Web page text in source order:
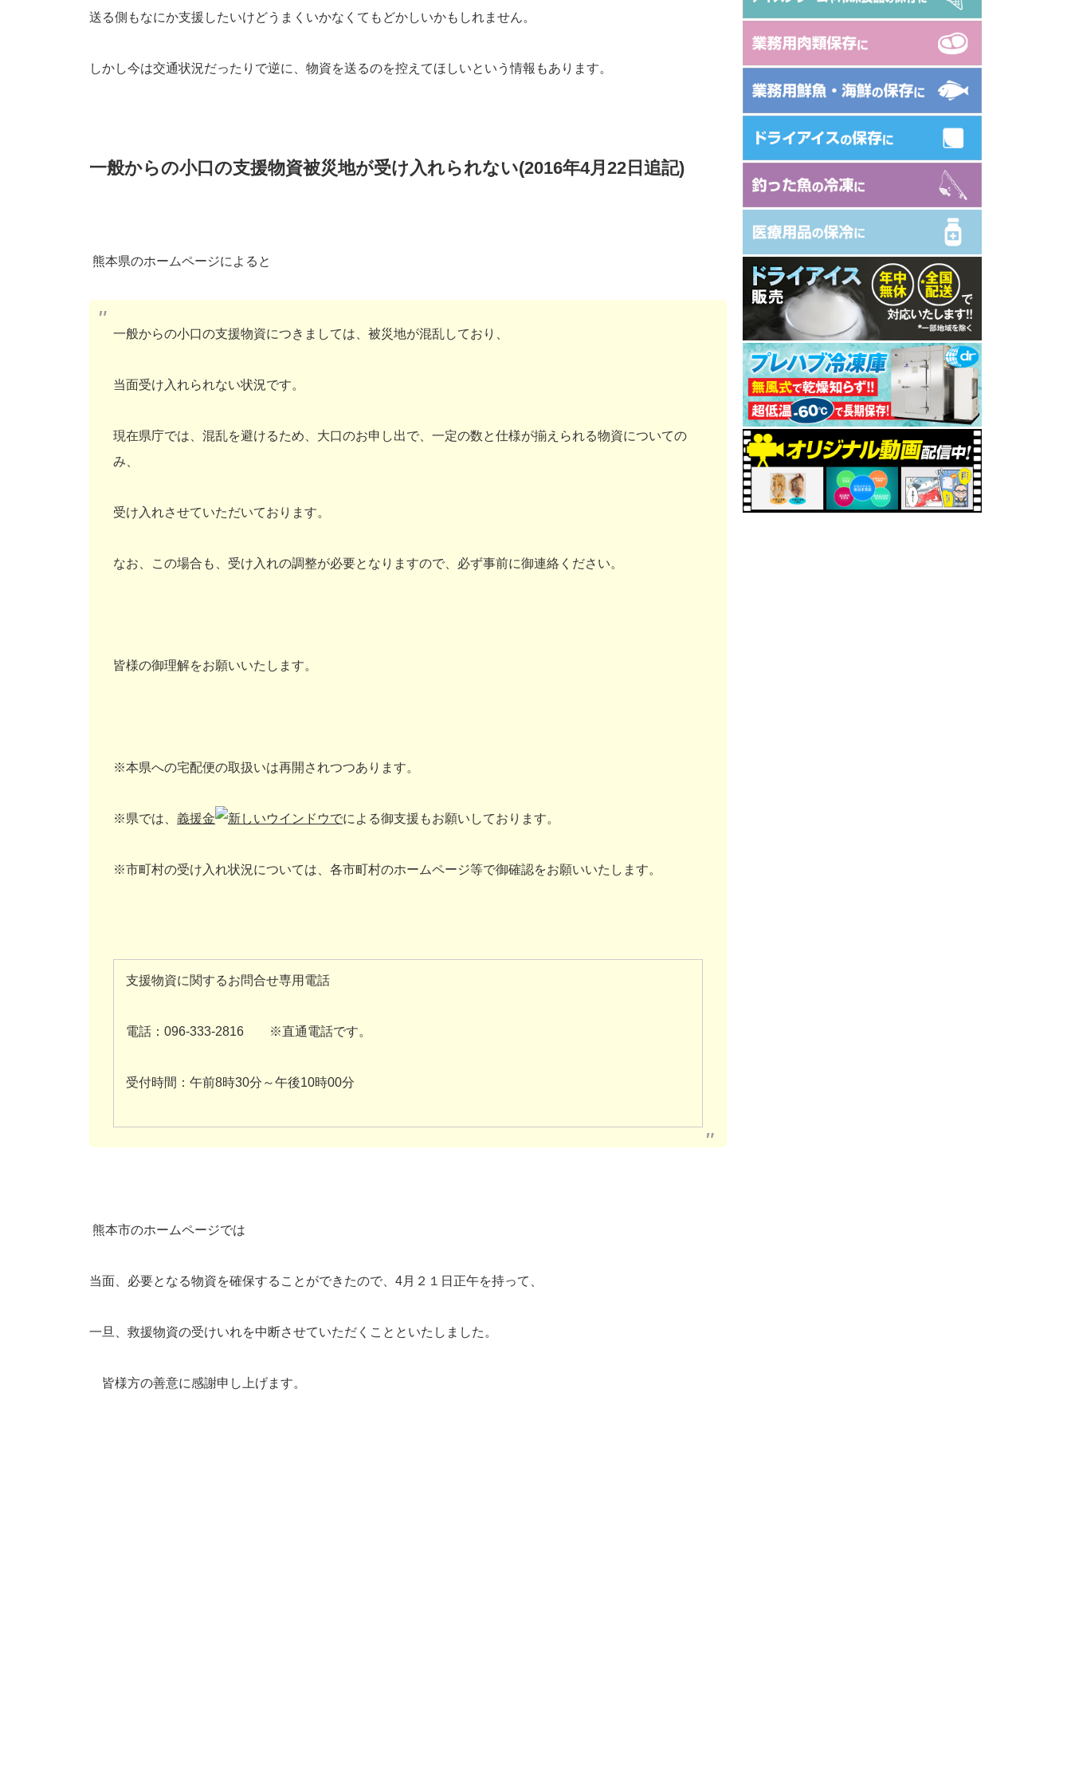
送る側もなにか支援したいけどうまくいかなくてもどかしいかもしれません。
しかし今は交通状況だったりで逆に、物資を送るのを控えてほしいという情報もあります。
一般からの小口の支援物資被災地が受け入れられない(2016年4月22日追記)
熊本県のホームページによると
一般からの小口の支援物資につきましては、被災地が混乱しており、
当面受け入れられない状況です。
現在県庁では、混乱を避けるため、大口のお申し出で、一定の数と仕様が揃えられる物資についての
み、
受け入れさせていただいております。
なお、この場合も、受け入れの調整が必要となりますので、必ず事前に御連絡ください。
皆様の御理解をお願いいたします。
※本県への宅配便の取扱いは再開されつつあります。
※県では、 義援金 による御支援もお願いしております。
※市町村の受け入れ状況については、各市町村のホームページ等で御確認をお願いいたします。
支援物資に関するお問合せ専用電話
電話：096-333-2816 ※直通電話です。
受付時間：午前8時30分～午後10時00分
熊本市のホームページでは
当面、必要となる物資を確保することができたので、4月２１日正午を持って、
一旦、救援物資の受けいれを中断させていただくことといたしました。
皆様方の善意に感謝申し上げます。